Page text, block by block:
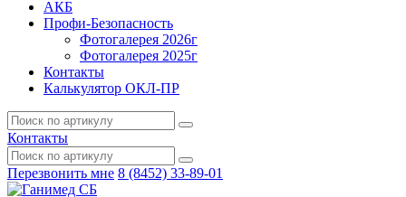
АКБ
Профи-Безопасность
Фотогалерея 2026г
Фотогалерея 2025г
Контакты
Калькулятор ОКЛ-ПР
Контакты
Перезвонить мне 8 (8452) 33-89-01